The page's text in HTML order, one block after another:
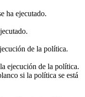
ha ejecutado.
de la política.
ejecución de la política.
si la política se está